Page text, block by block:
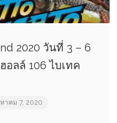
2020 วันที่ 3 – 6
อลล์ 106 ไบเทค
าคม 7, 2020